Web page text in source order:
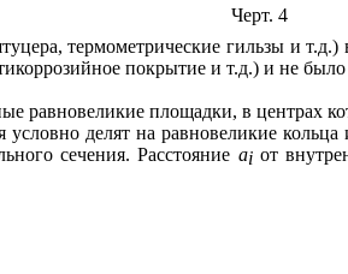
Черт. 4
термометрические гильзы и
покрытие и т.д.) и не было
равновеликие площадки, в центрах
делят на равновеликие
сечения. Расстояние аiот